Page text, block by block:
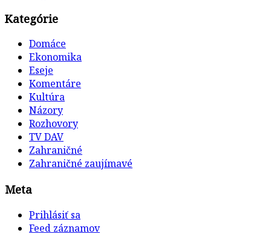
Kategórie
Domáce
Ekonomika
Eseje
Komentáre
Kultúra
Názory
Rozhovory
TV DAV
Zahraničné
Zahraničné zaujímavé
Meta
Prihlásiť sa
Feed záznamov